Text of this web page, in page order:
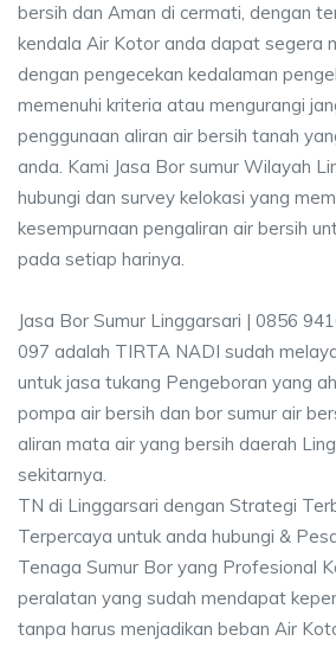
bersih dan Aman di cermati, dengan
kendala Air Kotor anda dapat segera
dengan pengecekan kedalaman
memenuhi kriteria atau mengurangi
penggunaan aliran air bersih tanah
anda. Kami Jasa Bor sumur Wilayah
hubungi dan survey kelokasi yang
kesempurnaan pengaliran air bersih
pada setiap harinya.
Jasa Bor Sumur Linggarsari | 0856
097 adalah TIRTA NADI sudah
untuk jasa tukang Pengeboran yang
pompa air bersih dan bor sumur air
aliran mata air yang bersih daerah
sekitarnya.
TN di Linggarsari dengan Strategi
Terpercaya untuk anda hubungi &
Tenaga Sumur Bor yang Profesional
peralatan yang sudah mendapat
tanpa harus menjadikan beban Air